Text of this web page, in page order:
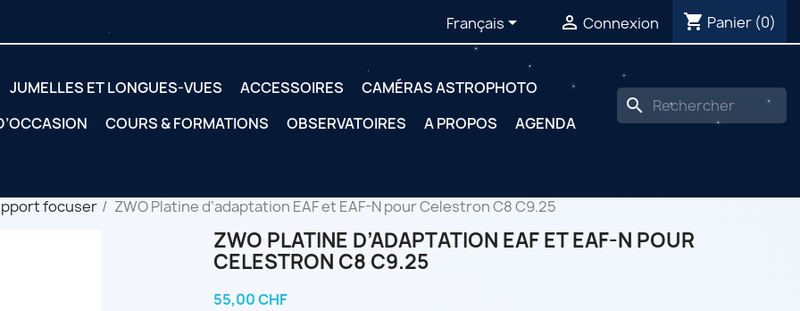
Français  Connexion shopping_cart Panier (0)
JUMELLES ET LONGUES-VUES ACCESSOIRES
CAMÉRAS ASTROPHOTO
COURS & FORMATIONS OBSERVATOIRES A PROPOS AGENDA
search
focuser ZWO Platine d’adaptation EAF et EAF-N pour Celestron C8 C9.25
ZWO PLATINE D’ADAPTATION EAF ET EAF-N POUR
CELESTRON C8 C9.25
55,00 CHF